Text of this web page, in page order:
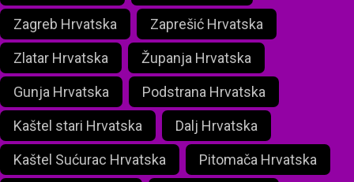
Zagreb Hrvatska Zaprešić Hrvatska
Zlatar Hrvatska Županja Hrvatska
Gunja Hrvatska Podstrana Hrvatska
Kaštel stari Hrvatska Dalj Hrvatska
Kaštel Sućurac Hrvatska Pitomača Hrvatska